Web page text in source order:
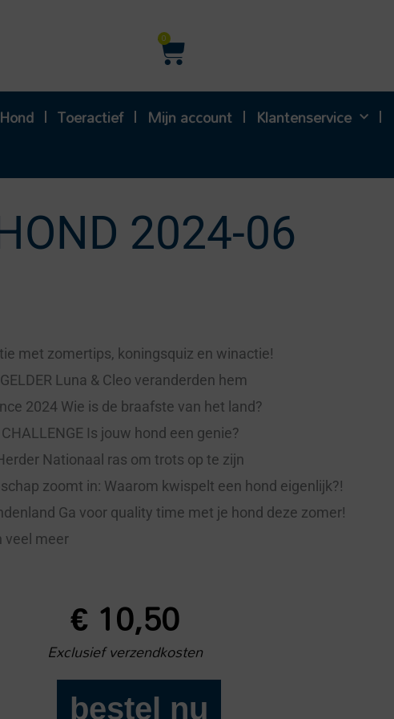
0
Winkelwagen
Toeractief Mijn account
Klantenservice
2024-06
met zomertips, koningsquiz en winactie!
Luna & Cleo veranderden hem
2024 Wie is de braafste van het land?
CHALLENGE Is jouw hond een genie?
Nationaal ras om trots op te zijn
zoomt in: Waarom kwispelt een hond eigenlijk?!
Ga voor quality time met je hond deze zomer!
veel meer
€10,50
Exclusief verzendkosten
bestel nu